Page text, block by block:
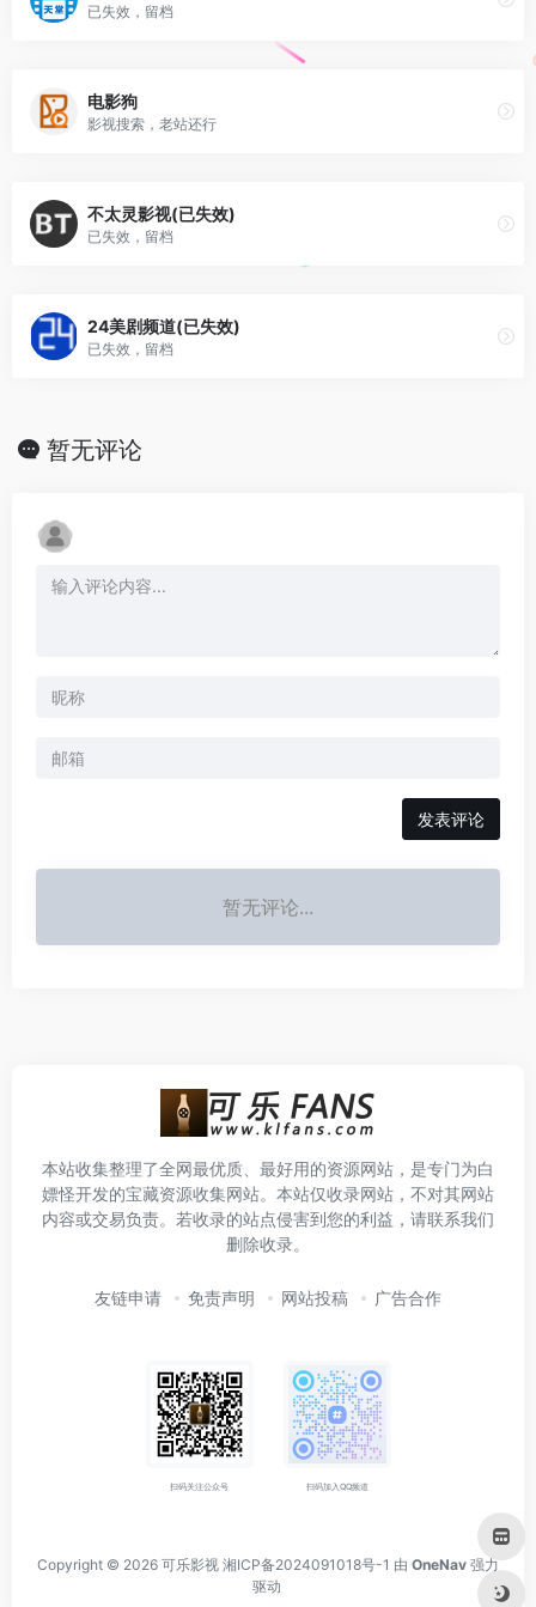
已失效，留档
电影狗
影视搜索，老站还行
不太灵影视(已失效)
已失效，留档
24美剧频道(已失效)
已失效，留档
暂无评论
发表评论
暂无评论...
本站收集整理了全网最优质、最好用的资源网站，是专门为白
嫖怪开发的宝藏资源收集网站。本站仅收录网站，不对其网站
内容或交易负责。若收录的站点侵害到您的利益，请联系我们
删除收录。
友链申请 免责声明 网站投稿 广告合作
扫码关注公众号 扫码加入QQ频道
Copyright © 2026 可乐影视 湘ICP备2024091018号-1 由 OneNav 强力
驱动